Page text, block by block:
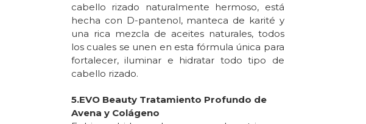
cabello rizado naturalmente hermoso, está
hecha con D-pantenol, manteca de karité y
una rica mezcla de aceites naturales, todos
los cuales se unen en esta fórmula única para
fortalecer, iluminar e hidratar todo tipo de
cabello rizado.
5.EVO Beauty Tratamiento Profundo de
Avena y Colágeno